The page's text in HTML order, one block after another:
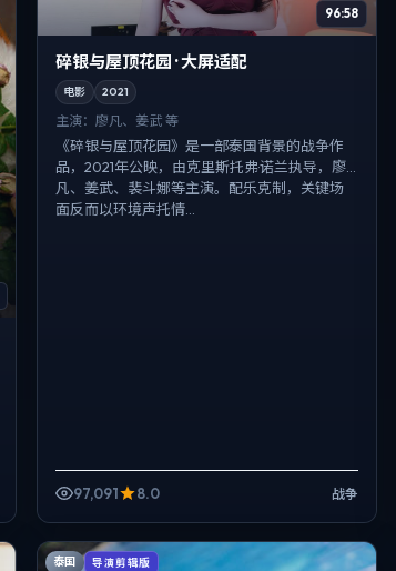
96:58
碎银与屋顶花园 · 大屏适配
电影 2021
主演： 廖凡、姜武 等
《碎银与屋顶花园》是一部泰国背景的战争作
品，2021年公映，由克里斯托弗·诺兰执导，廖
凡、姜武、裴斗娜等主演。配乐克制，关键场
面反而以环境声托情...
97,091 8.0 战争
泰国 导演剪辑版